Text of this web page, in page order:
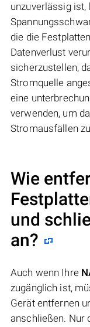
unzuverlässig ist,
die die
Datenverlust
sicherzustellen,
Stromquelle
eine
verwenden, um
Stromausfällen
Wie
und
an?
Auch wenn Ihre
zugänglich ist,
Gerät entfernen
anschließen. Nur